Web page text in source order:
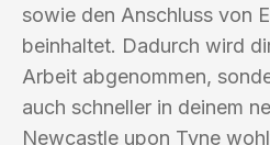
sowie den Anschluss von
beinhaltet. Dadurch wird
Arbeit abgenommen,
auch schneller in deinem
Newcastle upon Tyne